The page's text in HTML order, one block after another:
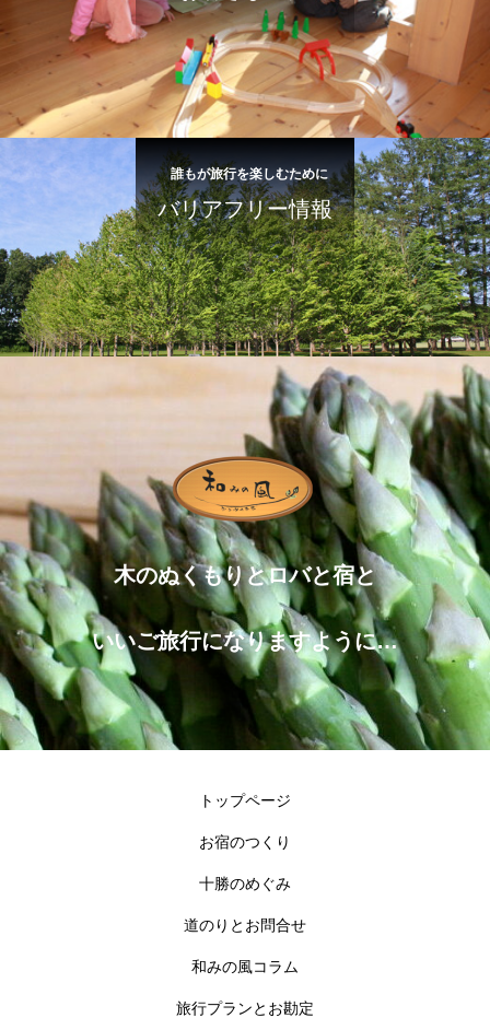
誰もが旅行を楽しむために
バリアフリー情報
木のぬくもりとロバと宿と
いいご旅行になりますように…
トップページ
お宿のつくり
十勝のめぐみ
道のりとお問合せ
和みの風コラム
旅行プランとお勘定